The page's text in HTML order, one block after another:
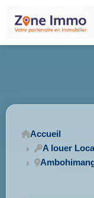
Accueil
A louer